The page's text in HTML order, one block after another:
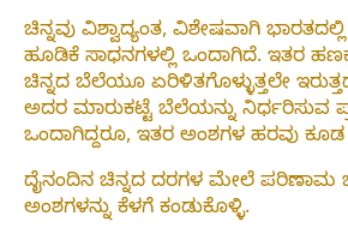
ಚಿನ್ನವು ವಿಶ್ವಾದ್ಯಂತ, ವಿಶೇಷವಾಗಿ
ಹೂಡಿಕೆ ಸಾಧನಗಳಲ್ಲಿ ಒಂದಾಗಿದೆ. ಇತರ
ಚಿನ್ನದ ಬೆಲೆಯೂ ಏರಿಳಿತಗೊಳ್ಳುತ್ತಲೇ
ಅದರ ಮಾರುಕಟ್ಟೆ ಬೆಲೆಯನ್ನು ನಿರ್ಧರಿಸುವ
ಒಂದಾಗಿದ್ದರೂ, ಇತರ ಅಂಶಗಳ ಹರವು ಕೂಡ
ದೈನಂದಿನ ಚಿನ್ನದ ದರಗಳ ಮೇಲೆ ಪರಿಣಾಮ
ಅಂಶಗಳನ್ನು ಕೆಳಗೆ ಕಂಡುಕೊಳ್ಳಿ.